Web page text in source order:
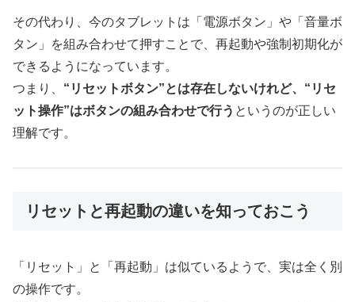
その代わり、今のタブレットは「電源ボタン」や「音量ボ
タン」を組み合わせて押すことで、再起動や強制初期化が
できるようになっています。
つまり、 “リセットボタン”とは存在しないけれど、“リセ
ット操作”はボタンの組み合わせで行う というのが正しい
理解です。
リセットと再起動の違いを知っておこう
「リセット」と「再起動」は似ているようで、実は全く別
の操作です。